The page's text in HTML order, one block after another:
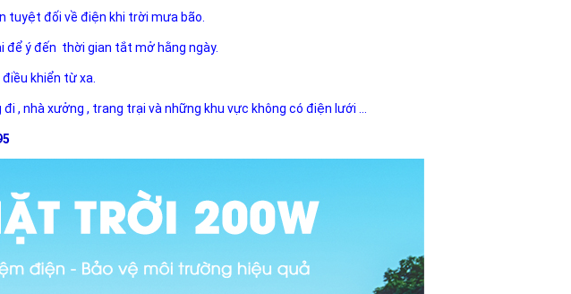
tuyệt đối về điện khi trời mưa bão.
để ý đến thời gian tắt mở hằng ngày.
khiển từ xa.
, nhà xưởng , trang trại và những khu vực không có điện lưới ...